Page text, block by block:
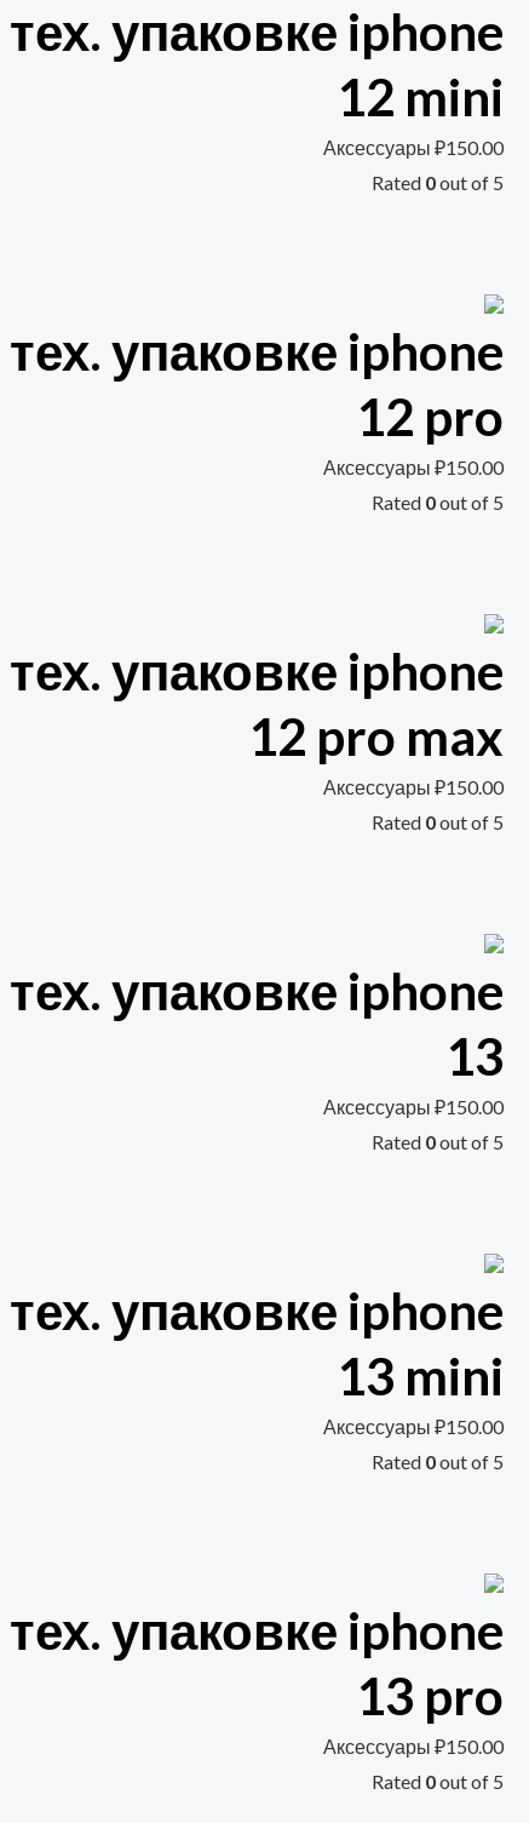
упаковке iphone
12 mini
Аксессуары ₽150.00
Rated 0out of 5
упаковке iphone
12 pro
Аксессуары ₽150.00
Rated 0out of 5
упаковке iphone
12 pro max
Аксессуары ₽150.00
Rated 0out of 5
упаковке iphone
13
Аксессуары ₽150.00
Rated 0out of 5
упаковке iphone
13 mini
Аксессуары ₽150.00
Rated 0out of 5
упаковке iphone
13 pro
Аксессуары ₽150.00
Rated 0out of 5